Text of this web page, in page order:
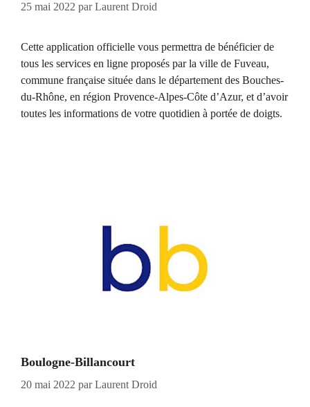
25 mai 2022 parLaurent Droid
Cette application officielle vous permettra de bénéficier de
tous les services en ligne proposés par la ville de Fuveau,
commune française située dans le département des Bouches-
du-Rhône, en région Provence-Alpes-Côte d’Azur, et d’avoir
toutes les informations de votre quotidien à portée de doigts.
Boulogne-Billancourt
20 mai 2022 parLaurent Droid